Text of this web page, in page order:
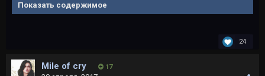
Показать содержимое
24
Mile of cry 17